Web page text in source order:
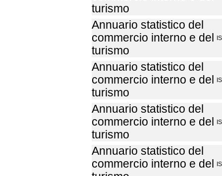
turismo
Annuario statistico del
commercio interno e del
turismo
Annuario statistico del
commercio interno e del
turismo
Annuario statistico del
commercio interno e del
turismo
Annuario statistico del
commercio interno e del